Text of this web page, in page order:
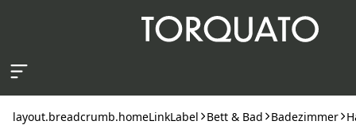
layout.breadcrumb.homeLinkLabel Bett & Bad Badezimmer